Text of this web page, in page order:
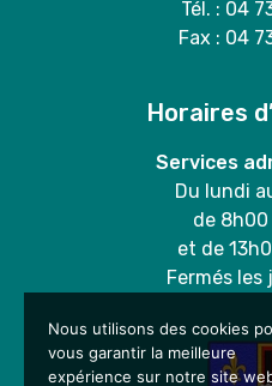
Tél. : 04
Fax : 04
Horaires
Services
Du lundi
de 8h00
et de
Fermés
Nous utilisons des cookies
vous garantir la meilleure
expérience sur notre site